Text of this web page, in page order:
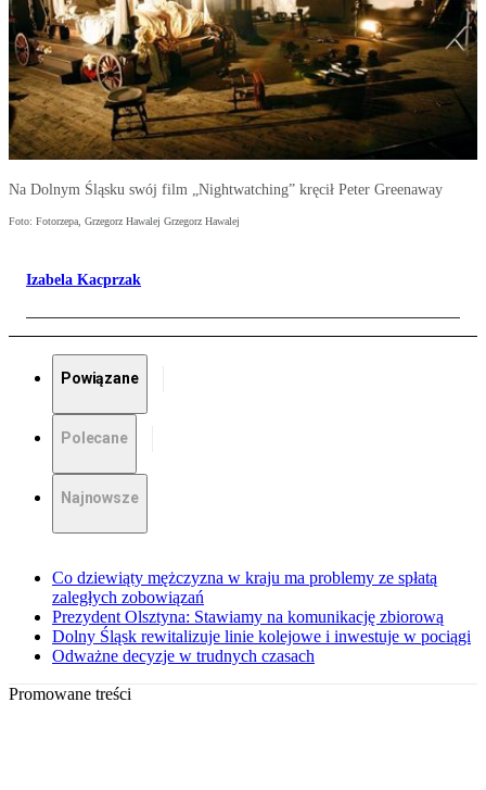
Na Dolnym Śląsku swój film „Nightwatching” kręcił Peter Greenaway
Foto: Fotorzepa, Grzegorz Hawalej Grzegorz Hawalej
Izabela Kacprzak
Powiązane
Polecane
Najnowsze
Co dziewiąty mężczyzna w kraju ma problemy ze spłatą
zaległych zobowiązań
Prezydent Olsztyna: Stawiamy na komunikację zbiorową
Dolny Śląsk rewitalizuje linie kolejowe i inwestuje w pociągi
Odważne decyzje w trudnych czasach
Promowane treści